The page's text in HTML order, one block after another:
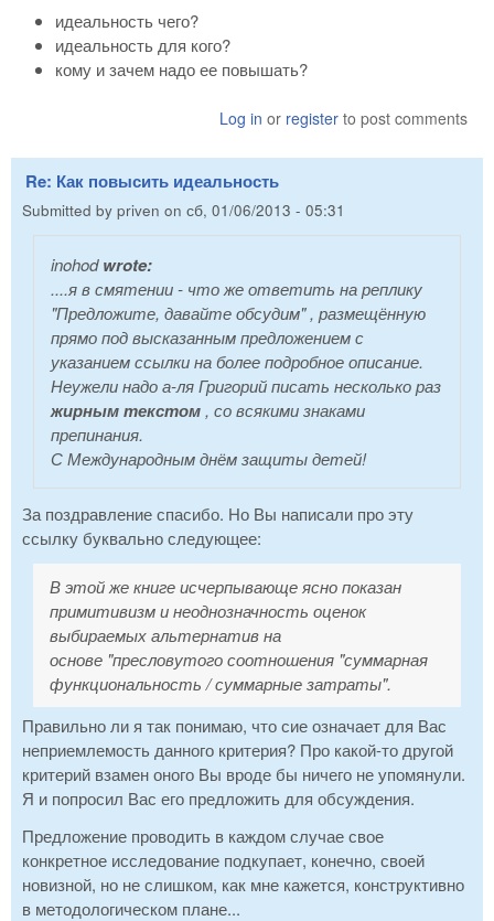
идеальность чего?
идеальность для кого?
кому и зачем надо ее повышать?
Log in or register to post comments
Re: Как повысить идеальность
Submitted by priven on сб, 01/06/2013 - 05:31
inohodwrote:
....я в смятении - что же ответить на реплику
"Предложите, давайте обсудим" , размещённую
прямо под высказанным предложением с
указанием ссылки на более подробное описание.
Неужели надо а-ля Григорий писать несколько раз
жирным текстом , со всякими знаками
препинания.
С Международным днём защиты детей!
За поздравление спасибо. Но Вы написали про эту
ссылку буквально следующее:
В этой же книге исчерпывающе ясно показан
примитивизм и неоднозначность оценок
выбираемых альтернатив на
основе "пресловутого соотношения "суммарная
функциональность / суммарные затраты".
Правильно ли я так понимаю, что сие означает для Вас
неприемлемость данного критерия? Про какой-то другой
критерий взамен оного Вы вроде бы ничего не упомянули.
Я и попросил Вас его предложить для обсуждения.
Предложение проводить в каждом случае свое
конкретное исследование подкупает, конечно, своей
новизной, но не слишком, как мне кажется, конструктивно
в методологическом плане...